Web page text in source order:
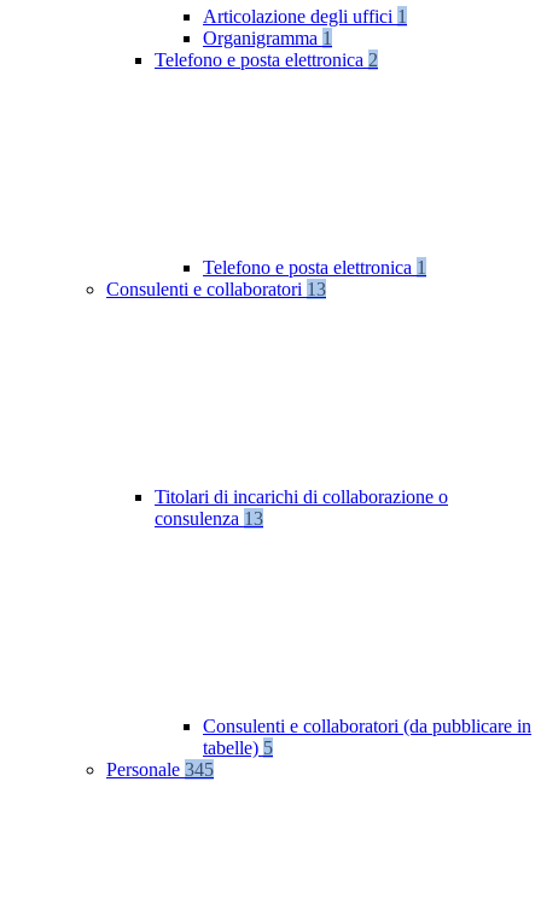
Articolazione degli uffici 1
Organigramma 1
Telefono e posta elettronica 2
Telefono e posta elettronica 1
Consulenti e collaboratori 13
Titolari di incarichi di collaborazione o
consulenza 13
Consulenti e collaboratori (da pubblicare in
tabelle) 5
Personale 345